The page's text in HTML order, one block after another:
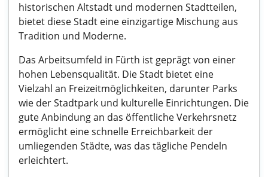
historischen Altstadt und modernen Stadtteilen,
bietet diese Stadt eine einzigartige Mischung aus
Tradition und Moderne.
Das Arbeitsumfeld in Fürth ist geprägt von einer
hohen Lebensqualität. Die Stadt bietet eine
Vielzahl an Freizeitmöglichkeiten, darunter Parks
wie der Stadtpark und kulturelle Einrichtungen. Die
gute Anbindung an das öffentliche Verkehrsnetz
ermöglicht eine schnelle Erreichbarkeit der
umliegenden Städte, was das tägliche Pendeln
erleichtert.